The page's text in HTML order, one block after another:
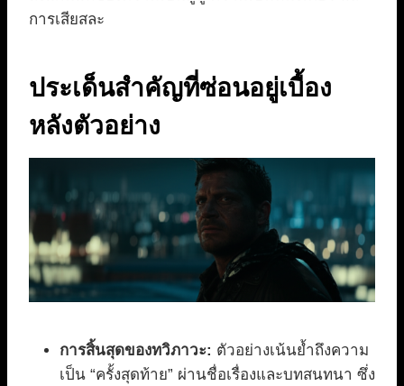
การเสียสละ
ประเด็นสำคัญที่ซ่อนอยู่เบื้อง
หลังตัวอย่าง
การสิ้นสุดของทวิภาวะ: ตัวอย่างเน้นย้ำถึงความ
เป็น “ครั้งสุดท้าย” ผ่านชื่อเรื่องและบทสนทนา ซึ่ง